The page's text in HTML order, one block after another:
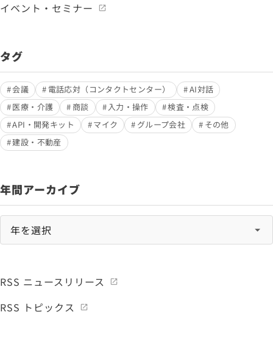
イベント・セミナー
タグ
会議 電話応対（コンタクトセンター）
AI対話
医療・介護
商談 入力・操作
検査・点検
API・開発キット
マイク グループ会社
その他
建設・不動産
年間アーカイブ
RSS ニュースリリース
RSS トピックス